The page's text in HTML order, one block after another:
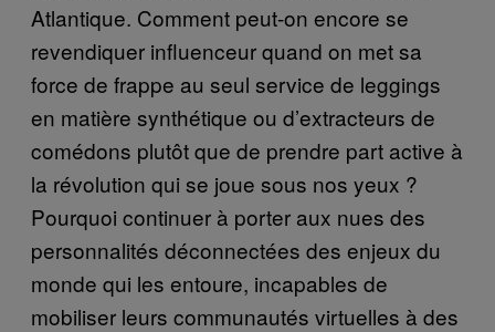
Atlantique. Comment peut-on encore se
revendiquer influenceur quand on met sa
force de frappe au seul service de leggings
en matière synthétique ou d’extracteurs de
comédons plutôt que de prendre part active à
la révolution qui se joue sous nos yeux ?
Pourquoi continuer à porter aux nues des
personnalités déconnectées des enjeux du
monde qui les entoure, incapables de
mobiliser leurs communautés virtuelles à des